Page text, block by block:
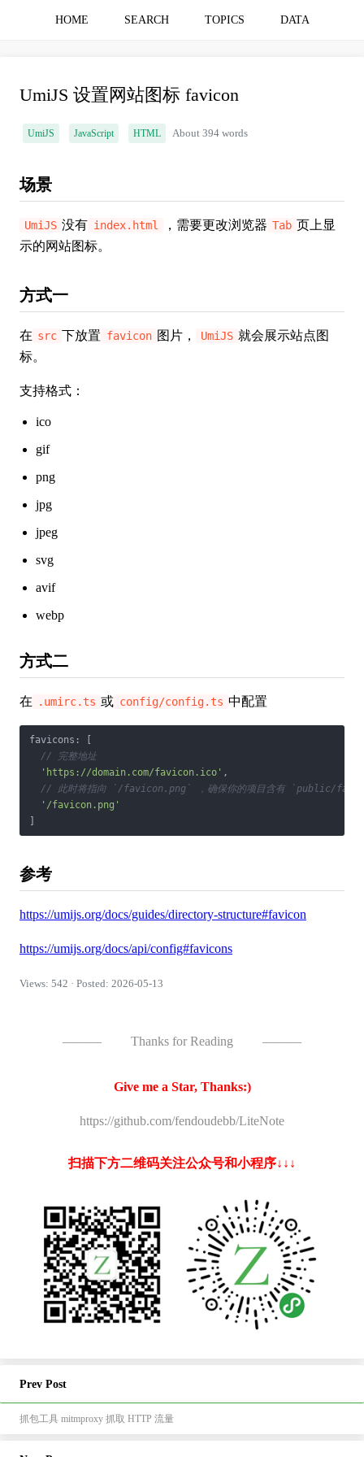
HOME SEARCH TOPICS DATA
UmiJS 设置网站图标 favicon
UmiJS JavaScript HTML About 394 words
场景
UmiJS 没有 index.html ，需要更改浏览器 Tab 页上显
示的网站图标。
方式一
在 src 下放置 favicon 图片， UmiJS 就会展示站点图
标。
支持格式：
ico
gif
png
jpg
jpeg
svg
avif
webp
方式二
在 .umirc.ts 或 config/config.ts 中配置
favicons: [
// 完整地址
'https://domain.com/favicon.ico' ,
// 此时将指向 `/favicon.png` ，确保你的项目含有 `public/
'/favicon.png'
参考
https://umijs.org/docs/guides/directory-structure#favicon
https://umijs.org/docs/api/config#favicons
Views: 542 · Posted: 2026-05-13
——— Thanks for Reading ———
Give me a Star, Thanks:)
https://github.com/fendoudebb/LiteNote
扫描下方二维码关注公众号和小程序↓↓↓
Prev Post
抓包工具 mitmproxy 抓取 HTTP 流量